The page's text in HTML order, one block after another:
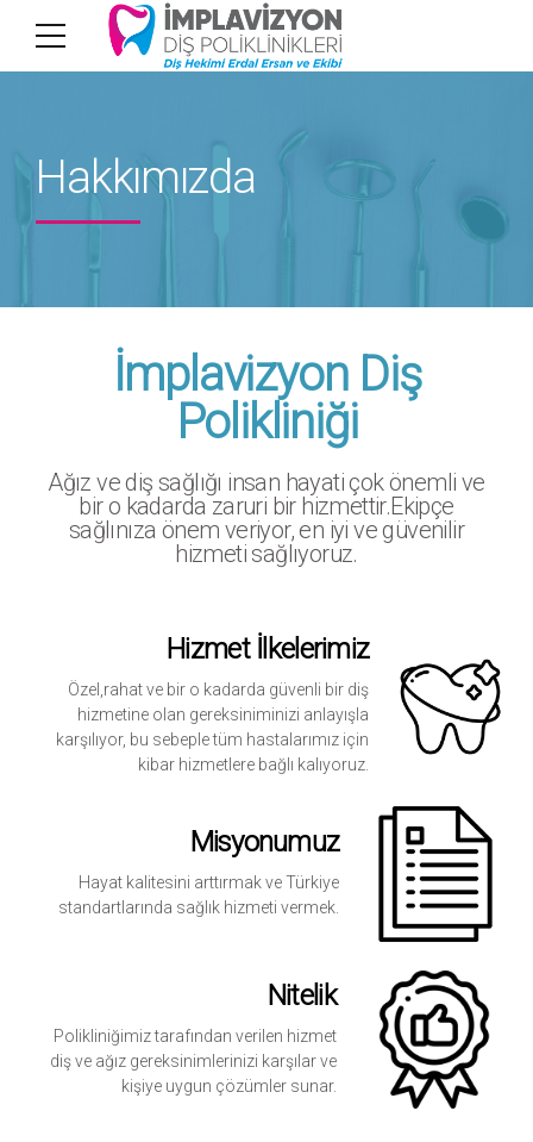
Hakkımızda
İmplavizyon Diş
Polikliniği
Ağız ve diş sağlığı insan hayati çok önemli ve
bir o kadarda zaruri bir hizmettir.Ekipçe
sağlınıza önem veriyor, en iyi ve güvenilir
hizmeti sağlıyoruz.
Hizmet İlkelerimiz
Özel,rahat ve bir o kadarda güvenli bir diş
hizmetine olan gereksiniminizi anlayışla
karşılıyor, bu sebeple tüm hastalarımız için
kibar hizmetlere bağlı kalıyoruz.
Misyonumuz
Hayat kalitesini arttırmak ve Türkiye
standartlarında sağlık hizmeti vermek.
Nitelik
Polikliniğimiz tarafından verilen hizmet
diş ve ağız gereksinimlerinizi karşılar ve
kişiye uygun çözümler sunar.